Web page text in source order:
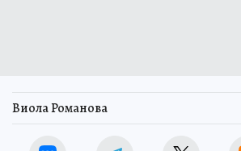
Виола Романова